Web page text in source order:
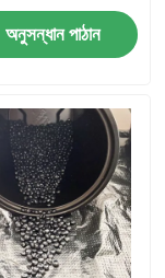
অনুসন্ধান পাঠান